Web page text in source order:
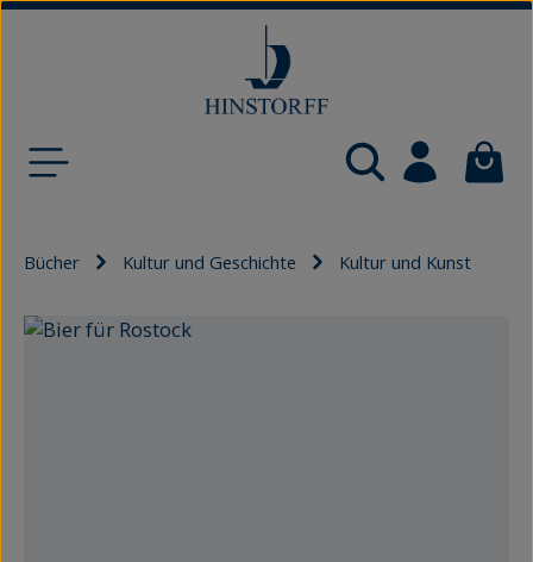
Bücher Kultur und Geschichte Kultur und Kunst
Bildergalerie überspringen